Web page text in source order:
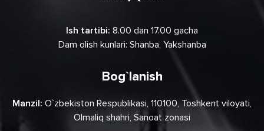
Ish tartibi: 8.00 dan 17.00 gacha
Dam olish kunlari: Shanba, Yakshanba
Bog`lanish
Manzil: O`zbekiston Respublikasi, 110100, Toshkent viloyati,
Olmaliq shahri, Sanoat zonasi